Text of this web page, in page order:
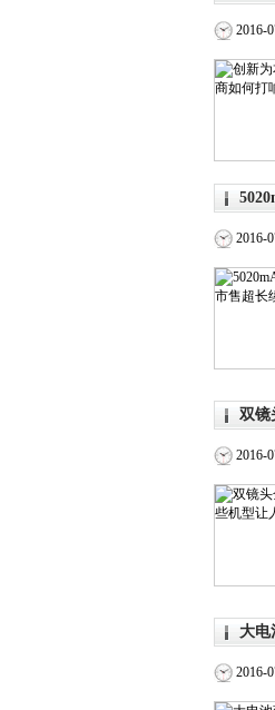
2016-
2016-
双镜
2016-
大电
2016-